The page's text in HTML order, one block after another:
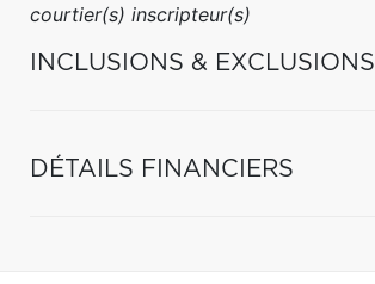
courtier(s) inscripteur(s)
INCLUSIONS & EXCLUSIONS
DÉTAILS FINANCIERS